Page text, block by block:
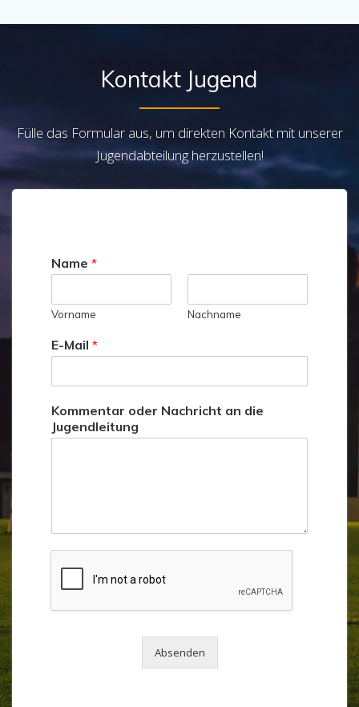
Kontakt Jugend
Fülle das Formular aus, um direkten Kontakt mit unserer
Jugendabteilung herzustellen!
Name *
Vorname Nachname
E-Mail *
Kommentar oder Nachricht an die
Jugendleitung
Absenden